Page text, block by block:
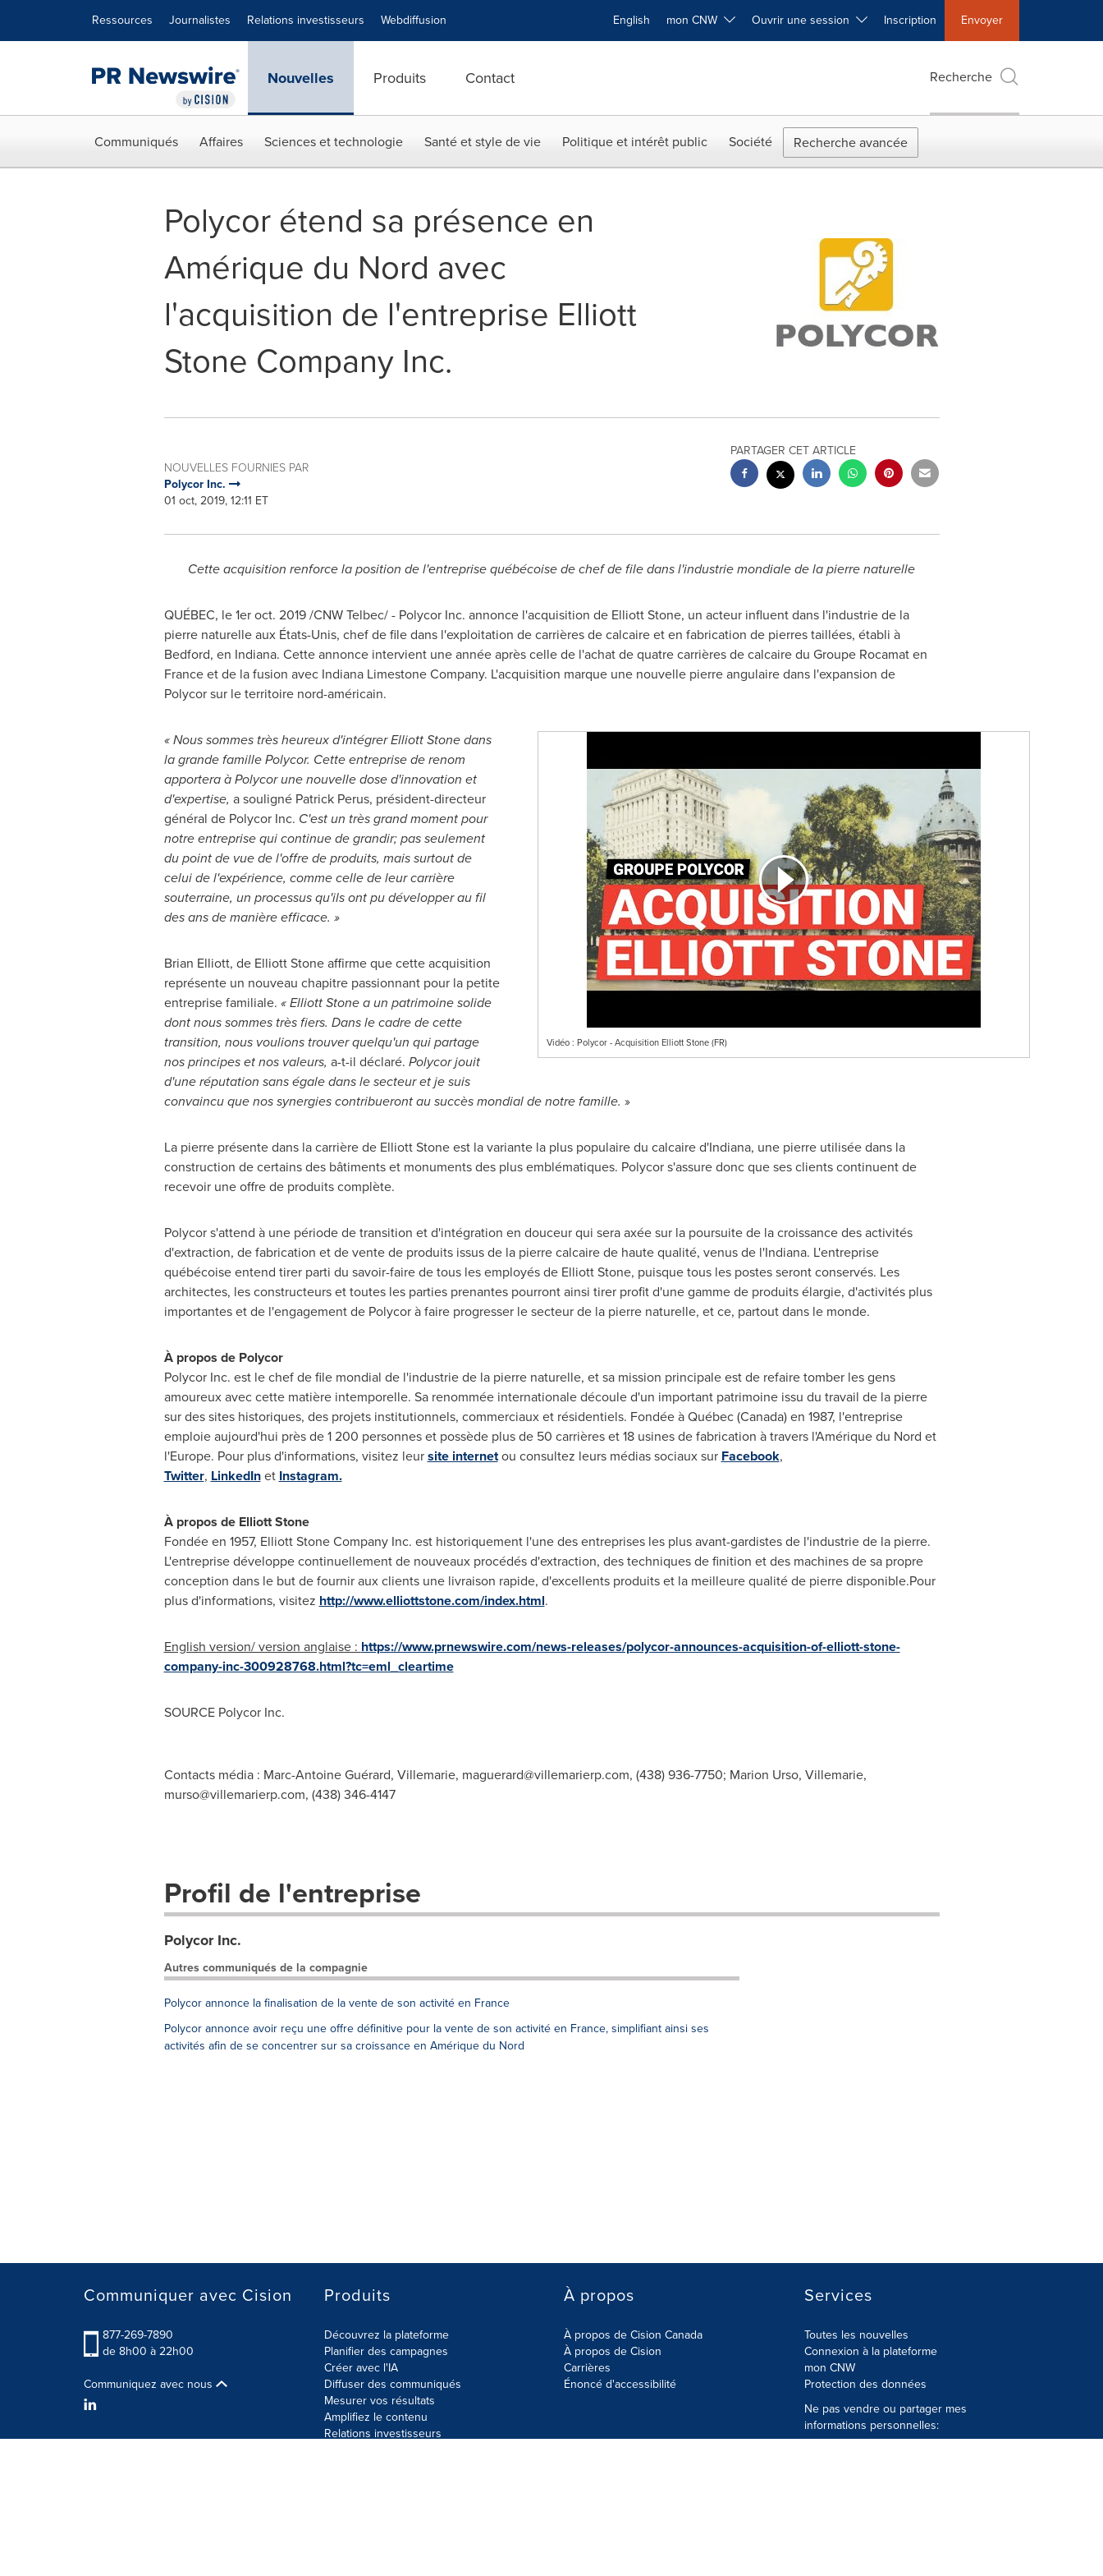
Ressources Journalistes Relations investisseurs Webdiffusion English mon CNW Ouvrir une session Inscription Envoyer
Nouvelles Produits Contact Recherche
Communiqués Affaires Sciences et technologie Santé et style de vie Politique et intérêt public Société Recherche avancée
Polycor étend sa présence en
Amérique du Nord avec
l'acquisition de l'entreprise Elliott
Stone Company Inc.
NOUVELLES FOURNIES PAR
Polycor Inc.
01 oct, 2019, 12:11 ET
PARTAGER CET ARTICLE
Cette acquisition renforce la position de l'entreprise québécoise de chef de file dans l'industrie mondiale de la pierre naturelle
QUÉBEC, le 1eroct. 2019/CNW Telbec/ - Polycor Inc. annonce l'acquisition de Elliott Stone, un acteur influent dans l'industrie de la
pierre naturelle aux États-Unis, chef de file dans l'exploitation de carrières de calcaire et en fabrication de pierres taillées, établi à
Bedford, en Indiana. Cette annonce intervient une année après celle de l'achat de quatre carrières de calcaire du Groupe Rocamat en
Franceet de la fusion avec Indiana Limestone Company. L'acquisition marque une nouvelle pierre angulaire dans l'expansion de
Polycor sur le territoire nord-américain.
Vidéo : Polycor - Acquisition Elliott Stone (FR)
« Nous sommes très heureux d'intégrerElliott Stonedans
la grande famille Polycor. Cette entreprise de renom
apportera à Polycor une nouvelle dose d'innovation et
d'expertise, a souligné Patrick Perus, président-directeur
général de Polycor Inc. C'est un très grand moment pour
notre entreprise qui continue de grandir; pas seulement
du point de vue de l'offre de produits, mais surtout de
celui de l'expérience, comme celle de leur carrière
souterraine, un processus qu'ils ont pu développer au fil
des ans de manière efficace. »
Brian Elliott, de Elliott Stoneaffirme que cette acquisition
représente un nouveau chapitre passionnant pour la petite
entreprise familiale. «Elliott Stonea un patrimoine solide
dont nous sommes très fiers. Dans le cadre de cette
transition, nous voulions trouver quelqu'un qui partage
nos principes et nos valeurs, a-t-il déclaré. Polycor jouit
d'une réputation sans égale dans le secteur et je suis
convaincu que nos synergies contribueront au succès mondial de notre famille. »
La pierre présente dans la carrière de Elliott Stoneest la variante la plus populaire du calcaire d'Indiana, une pierre utilisée dans la
construction de certains des bâtiments et monuments des plus emblématiques. Polycor s'assure donc que ses clients continuent de
recevoir une offre de produits complète.
Polycor s'attend à une période de transition et d'intégration en douceur qui sera axée sur la poursuite de la croissance des activités
d'extraction, de fabrication et de vente de produits issus de la pierre calcaire de haute qualité, venus de l'Indiana. L'entreprise
québécoise entend tirer parti du savoir-faire de tous les employés de Elliott Stone, puisque tous les postes seront conservés. Les
architectes, les constructeurs et toutes les parties prenantes pourront ainsi tirer profit d'une gamme de produits élargie, d'activités plus
importantes et de l'engagement de Polycor à faire progresser le secteur de la pierre naturelle, et ce, partout dans le monde.
À propos de Polycor
Polycor Inc. est le chef de file mondial de l'industrie de la pierre naturelle, et sa mission principale est de refaire tomber les gens
amoureux avec cette matière intemporelle. Sa renommée internationale découle d'un important patrimoine issu du travail de la pierre
sur des sites historiques, des projets institutionnels, commerciaux et résidentiels. Fondée à Québec (Canada) en 1987, l'entreprise
emploie aujourd'hui près de 1 200 personnes et possède plus de 50 carrières et 18 usines de fabrication à travers l'Amérique du Nord et
l'Europe. Pour plus d'informations, visitez leursite internetou consultez leurs médias sociaux sur Facebook,
Twitter, LinkedInet Instagram.
À propos de Elliott Stone
Fondée en 1957, Elliott Stone Company Inc. est historiquement l'une des entreprises les plus avant-gardistes de l'industrie de la pierre.
L'entreprise développe continuellement de nouveaux procédés d'extraction, des techniques de finition et des machines de sa propre
conception dans le but de fournir aux clients une livraison rapide, d'excellents produits et la meilleure qualité de pierre disponible.Pour
plus d'informations, visitez http://www.elliottstone.com/index.html.
English version/ version anglaise : https://www.prnewswire.com/news-releases/polycor-announces-acquisition-of-elliott-stone-
company-inc-300928768.html?tc=eml_cleartime
SOURCE Polycor Inc.
Contacts média : Marc-Antoine Guérard, Villemarie, maguerard@villemarierp.com, (438) 936-7750; Marion Urso, Villemarie,
murso@villemarierp.com, (438) 346-4147
Profil de l'entreprise
Polycor Inc.
Autres communiqués de la compagnie
Polycor annonce la finalisation de la vente de son activité en France
Polycor annonce avoir reçu une offre définitive pour la vente de son activité en France, simplifiant ainsi ses
activités afin de se concentrer sur sa croissance en Amérique du Nord
Communiquer avec Cision
877-269-7890
de 8h00 à 22h00
Communiquez avec nous
Produits
Découvrez la plateforme
Planifier des campagnes
Créer avec l'IA
Diffuser des communiqués
Mesurer vos résultats
Amplifiez le contenu
Relations investisseurs
À propos
À propos de Cision Canada
À propos de Cision
Carrières
Énoncé d'accessibilité
Services
Toutes les nouvelles
Connexion à la plateforme
mon CNW
Protection des données
Ne pas vendre ou partager mes
informations personnelles: